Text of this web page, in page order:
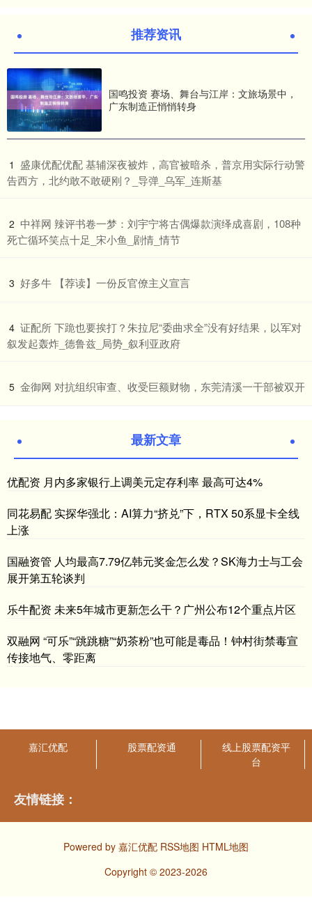
推荐资讯
国鸣投资 赛场、舞台与江岸：文旅场景中，
广东制造正悄悄转身
1 ​盛康优配优配 基辅深夜被炸，高官被暗杀，普京用实际行动警
告西方，北约敢不敢硬刚？_导弹_乌军_连斯基
2 ​中祥网 辣评书卷一梦：刘宇宁将古偶爆款演绎成喜剧，108种
死亡循环笑点十足_宋小鱼_剧情_情节
3 ​好多牛 【荐读】一份反官僚主义宣言
4 ​证配所 下跪也要挨打？朱拉尼“委曲求全”没有好结果，以军对
叙发起轰炸_德鲁兹_局势_叙利亚政府
5 ​金御网 对抗组织审查、收受巨额财物，东莞清溪一干部被双开
最新文章
优配资 月内多家银行上调美元定存利率 最高可达4%
同花易配 实探华强北：AI算力“挤兑”下，RTX 50系显卡全线
上涨
国融资管 人均最高7.79亿韩元奖金怎么发？SK海力士与工会
展开第五轮谈判
乐牛配资 未来5年城市更新怎么干？广州公布12个重点片区
双融网 “可乐”“跳跳糖”“奶茶粉”也可能是毒品！钟村街禁毒宣
传接地气、零距离
嘉汇优配 股票配资通
线上股票配资平
台
友情链接：
Powered by 嘉汇优配 RSS地图 HTML地图
Copyright © 2023-2026